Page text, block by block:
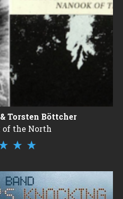
Torsten Böttcher
of the North